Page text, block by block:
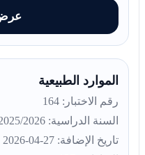
عرض
الموارد الطبيعية
رقم الاختبار: 164
السنة الدراسية: 2025/2026
تاريخ الإضافة: 27-04-2026